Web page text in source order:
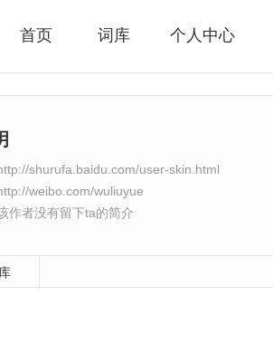
首页 词库 个人中心
shurufa.baidu.com/user-skin.html
weibo.com/wuliuyue
作者没有留下ta的简介